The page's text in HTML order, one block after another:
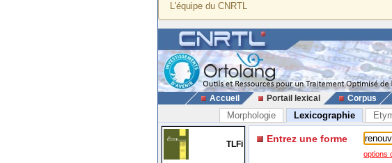
L'équipe du CNRTL
Accueil Portail lexical Corpus
Morphologie Lexicographie
TLFi Entrez une forme
options